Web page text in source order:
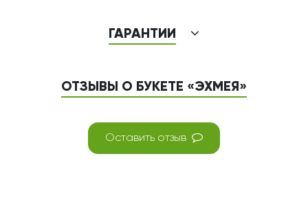
ГАРАНТИИ
ОТЗЫВЫ О БУКЕТЕ «ЭХМЕЯ»
Оставить отзыв